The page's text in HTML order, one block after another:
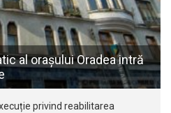
al orașului Oradea intră
privind reabilitarea